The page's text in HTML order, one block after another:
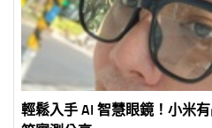
輕鬆入手 AI 智慧眼鏡！小米